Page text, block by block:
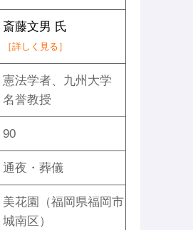
斎藤文男 氏
［詳しく見る］
憲法学者、九州大学
名誉教授
90
通夜・葬儀
美花園（福岡県福岡市
城南区）